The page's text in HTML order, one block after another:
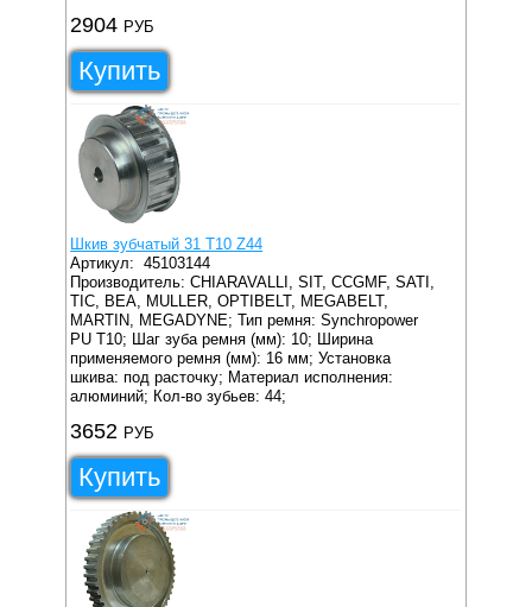
2904 РУБ
Купить
Шкив зубчатый 31 T10 Z44
Артикул:45103144
Производитель: CHIARAVALLI, SIT, CCGMF, SATI,
TIC, BEA, MULLER, OPTIBELT, MEGABELT,
MARTIN, MEGADYNE; Тип ремня: Synchropower
PU T10; Шаг зуба ремня (мм): 10; Ширина
применяемого ремня (мм): 16 мм; Установка
шкива: под расточку; Материал исполнения:
алюминий; Кол-во зубьев: 44;
3652 РУБ
Купить